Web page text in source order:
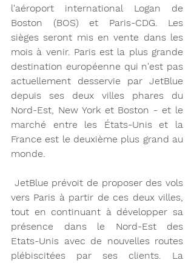
l'aéroport international Logan de
Boston (BOS) et Paris-CDG. Les
sièges seront mis en vente dans les
mois à venir. Paris est la plus grande
destination européenne qui n'est pas
actuellement desservie par JetBlue
depuis ses deux villes phares du
Nord-Est, New York et Boston - et le
marché entre les États-Unis et la
France est le deuxième plus grand au
monde.
vers Paris à partir de ces deux villes,
tout en continuant à développer sa
présence dans le Nord-Est des
Etats-Unis avec de nouvelles routes
plébiscitées par ses clients. La